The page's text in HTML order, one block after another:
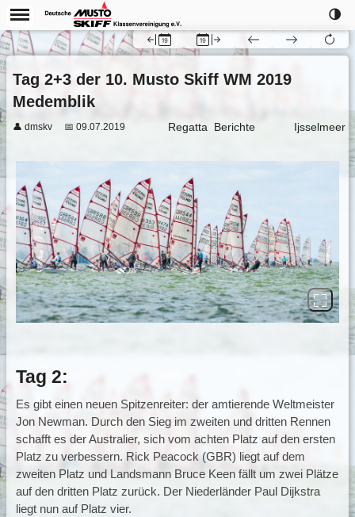
🌗
Tag 2+3 der 10. Musto Skiff WM 2019
Medemblik
👤 dmskv 📅 09.07.2019 Regatta Berichte Ijsselmeer
Tag 2:
Es gibt einen neuen Spitzenreiter: der amtierende Weltmeister
Jon Newman. Durch den Sieg im zweiten und dritten Rennen
schafft es der Australier, sich vom achten Platz auf den ersten
Platz zu verbessern. Rick Peacock (GBR) liegt auf dem
zweiten Platz und Landsmann Bruce Keen fällt um zwei Plätze
auf den dritten Platz zurück. Der Niederländer Paul Dijkstra
liegt nun auf Platz vier.